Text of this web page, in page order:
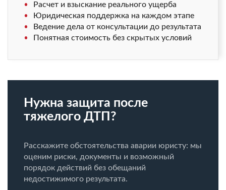
Расчет и взыскание реального ущерба
Юридическая поддержка на каждом этапе
Ведение дела от консультации до результата
Понятная стоимость без скрытых условий
Нужна защита после
тяжелого ДТП?
Расскажите обстоятельства аварии юристу: мы
оценим риски, документы и возможный
порядок действий без обещаний
недостижимого результата.